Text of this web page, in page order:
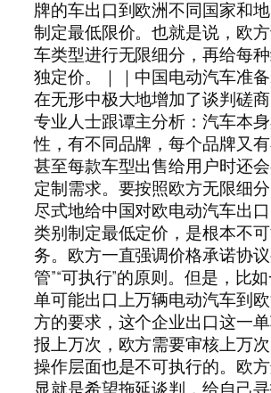
牌的车出口到欧洲不同国家和
制定最低限价。也就是说，欧
车类型进行无限细分，再给每
独定价。｜｜中国电动汽车准
在无形中极大地增加了谈判磋商
专业人士跟谭主分析：汽车本
性，有不同品牌，每个品牌又有
甚至每款车型出售给用户时还
定制需求。要按照欧方无限细
尽式地给中国对欧电动汽车出
类别制定最低定价，是根本不
务。欧方一直强调价格承诺协
管”“可执行”的原则。但是，比
单可能出口上万辆电动汽车到
方的要求，这个企业出口这一
报上万次，欧方需要审核上万
操作层面也是不可执行的。欧